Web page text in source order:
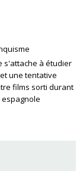
s'attache à étudier
une tentative
films sorti durant